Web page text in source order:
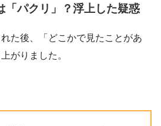
「パクリ」？浮上した疑惑
た後、「どこかで見たことがあ
がりました。